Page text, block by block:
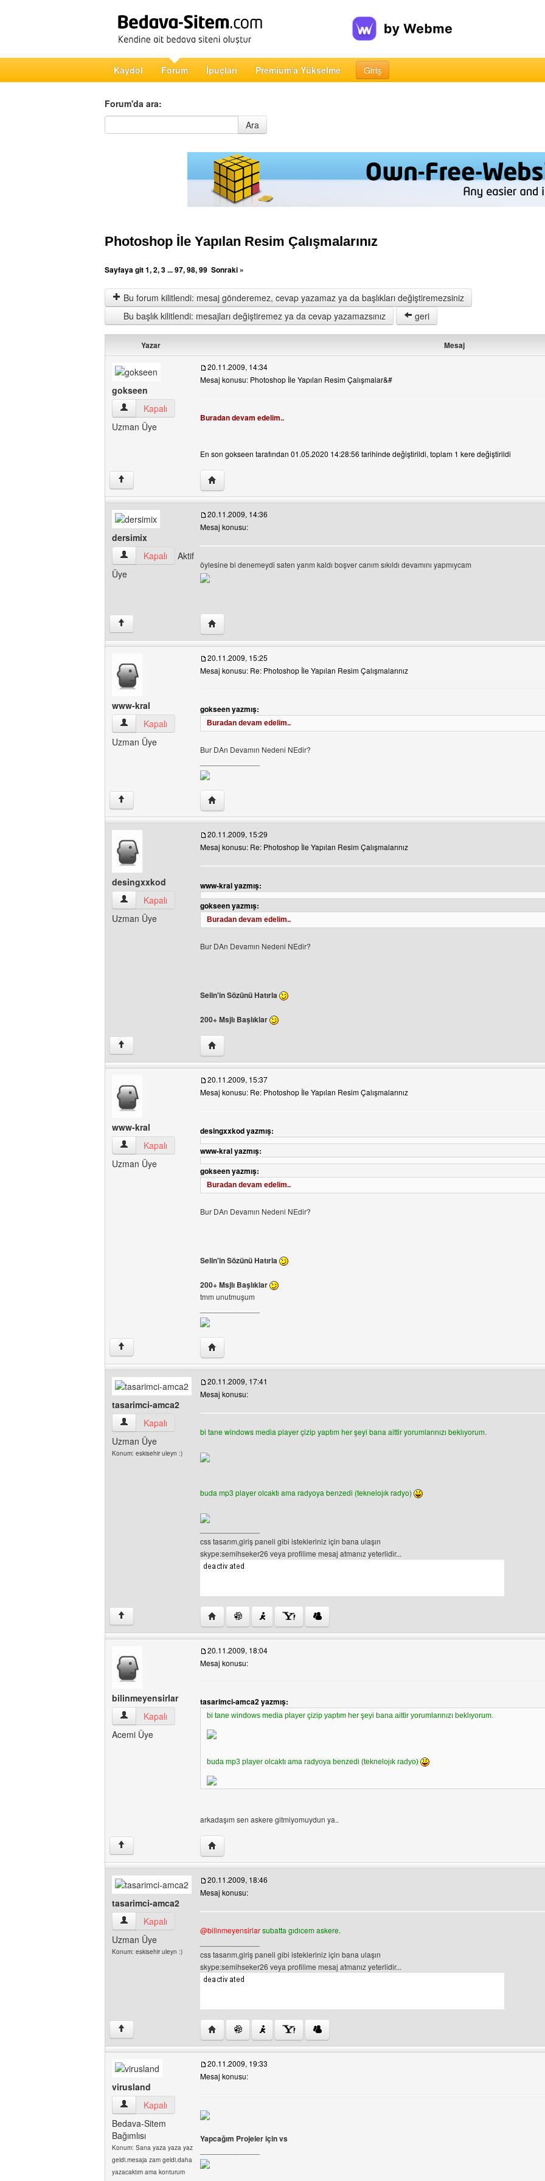
Kaydol Forum İpuçları Premium'a Yükselme Giriş
Forum'da ara:
Forum'da ara
Ara
Photoshop İle Yapılan Resim Çalışmalarınız
Sayfaya git1,2,3...97,98,99 Sonraki »
Bu forum kilitlendi: mesaj gönderemez, cevap yazamaz ya da başlıkları değiştiremezsiniz
Bu başlık kilitlendi: mesajları değiştiremez ya da cevap yazamazsınız
geri
Yazar Mesaj
gokseen
gokseen Kullanıcının profilini görüntüle
Kapalı
Uzman Üye
20.11.2009, 14:34
Mesaj konusu: Photoshop İle Yapılan Resim Çalışmalar&#
Buradan devam edelim..
En son gokseen tarafından 01.05.2020 14:28:56 tarihinde değiştirildi, toplam 1 kere değiştirildi
↑ Yazarın web sitesini ziyaret et: gokseen
dersimix
dersimix Kullanıcının profilini görüntüle
Kapalı
Aktif
Üye
20.11.2009, 14:36
Mesaj konusu:
öylesine bi denemeydi saten yarım kaldı boşver canım sıkıldı devamını yapmıycam
↑ Yazarın web sitesini ziyaret et: dersimix
www-kral
www-kral Kullanıcının profilini görüntüle
Kapalı
Uzman Üye
20.11.2009, 15:25
Mesaj konusu: Re: Photoshop İle Yapılan Resim Çalışmalarınız
gokseen yazmış:
Buradan devam edelim..
Bur DAn Devamın Nedeni NEdir?
↑ Yazarın web sitesini ziyaret et: www-kral
desingxxkod
desingxxkod Kullanıcının profilini görüntüle
Kapalı
Uzman Üye
20.11.2009, 15:29
Mesaj konusu: Re: Photoshop İle Yapılan Resim Çalışmalarınız
www-kral yazmış:
gokseen yazmış:
Buradan devam edelim..
Bur DAn Devamın Nedeni NEdir?
Selin'in Sözünü Hatırla
200+ Msjlı Başlıklar
↑ Yazarın web sitesini ziyaret et: desingxxkod
www-kral
www-kral Kullanıcının profilini görüntüle
Kapalı
Uzman Üye
20.11.2009, 15:37
Mesaj konusu: Re: Photoshop İle Yapılan Resim Çalışmalarınız
desingxxkod yazmış:
www-kral yazmış:
gokseen yazmış:
Buradan devam edelim..
Bur DAn Devamın Nedeni NEdir?
Selin'in Sözünü Hatırla
200+ Msjlı Başlıklar
tmm unutmuşum
↑ Yazarın web sitesini ziyaret et: www-kral
tasarimci-amca2
tasarimci-amca2 Kullanıcının profilini görüntüle
Kapalı
Uzman Üye
Konum: eskisehir uleyn :)
20.11.2009, 17:41
Mesaj konusu:
bi tane windows media player çizip yaptım her şeyi bana aittir yorumlarınızı beklıyorum.
buda mp3 player olcaktı ama radyoya benzedi (teknelojık radyo)
css tasarım,giriş paneli gibi istekleriniz için bana ulaşın
skype:semihseker26 veya profilime mesaj atmanız yeterlidir...
↑ Yazarın web sitesini ziyaret et: tasarimci-amca2
bilinmeyensirlar
bilinmeyensirlar Kullanıcının profilini görüntüle
Kapalı
Acemi Üye
20.11.2009, 18:04
Mesaj konusu:
tasarimci-amca2 yazmış:
bi tane windows media player çizip yaptım her şeyi bana aittir yorumlarınızı beklıyorum.
buda mp3 player olcaktı ama radyoya benzedi (teknelojık radyo)
arkadaşım sen askere gitmiyomuydun ya..
↑ Yazarın web sitesini ziyaret et: bilinmeyensirlar
tasarimci-amca2
tasarimci-amca2 Kullanıcının profilini görüntüle
Kapalı
Uzman Üye
Konum: eskisehir uleyn :)
20.11.2009, 18:46
Mesaj konusu:
@bilinmeyensirlarsubatta gıdıcem askere.
css tasarım,giriş paneli gibi istekleriniz için bana ulaşın
skype:semihseker26 veya profilime mesaj atmanız yeterlidir...
↑ Yazarın web sitesini ziyaret et: tasarimci-amca2
virusland
virusland Kullanıcının profilini görüntüle
Kapalı
Bedava-Sitem
Bağımlısı
Konum: Sana yaza yaza yaz
geldi.mesaja zam geldi.daha
yazacaktım ama konturum
20.11.2009, 19:33
Mesaj konusu:
Yapcağım Projeler için vs